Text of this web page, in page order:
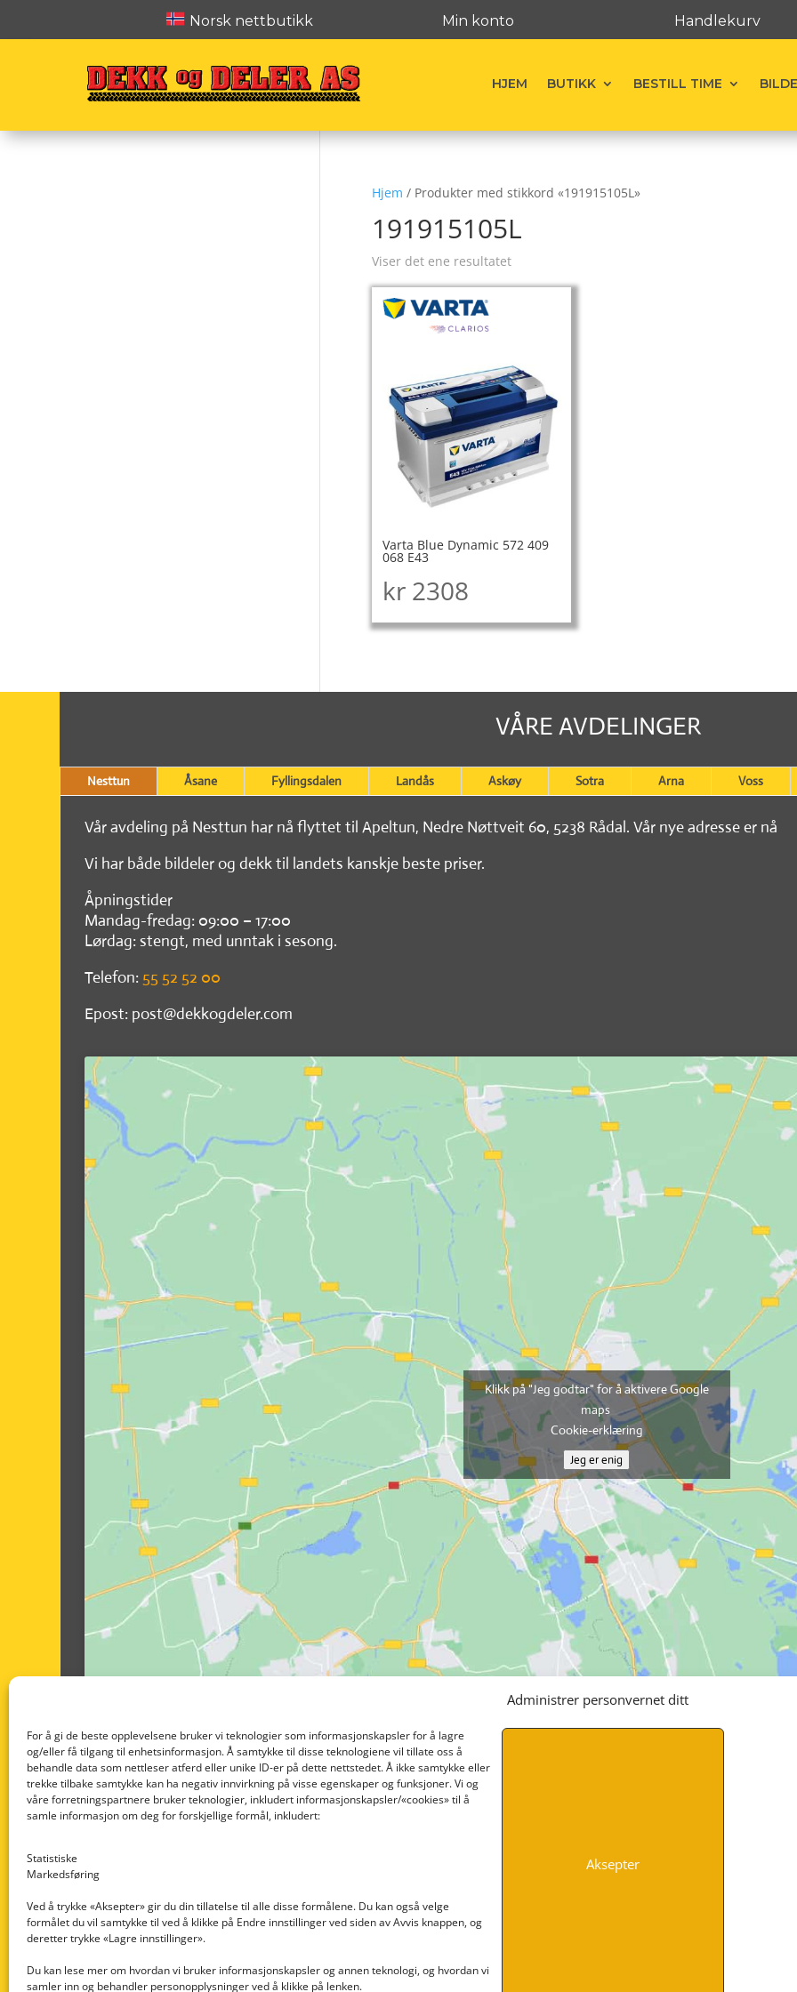
Administrer personvernet ditt
For å gi de beste opplevelsene bruker vi teknologier som informasjonskapsler for å lagre
og/eller få tilgang til enhetsinformasjon. Å samtykke til disse teknologiene vil tillate oss å
behandle data som nettleser atferd eller unike ID-er på dette nettstedet. Å ikke samtykke eller
trekke tilbake samtykke kan ha negativ innvirkning på visse egenskaper og funksjoner. Vi og
våre forretningspartnere bruker teknologier, inkludert informasjonskapsler/«cookies» til å
samle informasjon om deg for forskjellige formål, inkludert:
Statistiske
Markedsføring
Ved å trykke «Aksepter» gir du din tillatelse til alle disse formålene. Du kan også velge
formålet du vil samtykke til ved å klikke på Endre innstillinger ved siden av Avvis knappen, og
deretter trykke «Lagre innstillinger».
Du kan lese mer om hvordan vi bruker informasjonskapsler og annen teknologi, og hvordan vi
samler inn og behandler personopplysninger ved å klikke på lenken.
Aksepter
Norsk nettbutikk Min konto Handlekurv
HJEM BUTIKK BESTILL TIME
Hjem / Produkter med stikkord «191915105L»
191915105L
Viser det ene resultatet
Varta Blue Dynamic 572 409
068 E43
kr2308
VÅRE AVDELINGER
Nesttun Åsane Fyllingsdalen Landås Askøy Sotra Arna Voss
Vår avdeling på Nesttun har nå flyttet til Apeltun, Nedre Nøttveit 60, 5238 Rådal. Vår nye adresse er nå
Vi har både bildeler og dekk til landets kanskje beste priser.
Åpningstider
Mandag-fredag: 09:00 – 17:00
Lørdag: stengt, med unntak i sesong.
Telefon: 55 52 52 00
Epost: post@dekkogdeler.com
Klikk på "Jeg godtar" for å aktivere Google
maps
Cookie-erklæring
Jeg er enig
Nedre Nøttveit 60, 5238 Rådal
INFORMASJON